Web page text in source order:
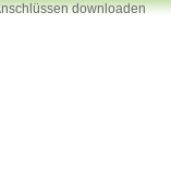
downloaden